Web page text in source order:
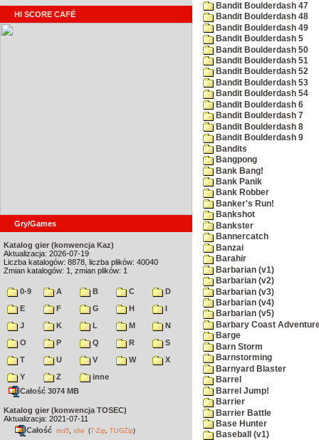
HI SCORE CAFÉ
Gry/Games
Katalog gier (konwencja Kaz)
Aktualizacja: 2026-07-19
Liczba katalogów: 8878, liczba plików: 40040
Zmian katalogów: 1, zmian plików: 1
0-9 A B C
D
E
F G H
I
J
K L M
N
O
P Q R
S
T
U V W
X
Y
Z
inne
Całość 3074 MB
Katalog gier (konwencja TOSEC)
Aktualizacja: 2021-07-11
Całość md5 sha (7-Zip TUGZip)
Bandit Boulderdash 47
Bandit Boulderdash 48
Bandit Boulderdash 49
Bandit Boulderdash 5
Bandit Boulderdash 50
Bandit Boulderdash 51
Bandit Boulderdash 52
Bandit Boulderdash 53
Bandit Boulderdash 54
Bandit Boulderdash 6
Bandit Boulderdash 7
Bandit Boulderdash 8
Bandit Boulderdash 9
Bandits
Bangpong
Bank Bang!
Bank Panik
Bank Robber
Banker's Run!
Bankshot
Bankster
Bannercatch
Banzai
Barahir
Barbarian (v1)
Barbarian (v2)
Barbarian (v3)
Barbarian (v4)
Barbarian (v5)
Barbary Coast
Barge
Barn Storm
Barnstorming
Barnyard Blaster
Barrel
Barrel Jump!
Barrier
Barrier Battle
Base Hunter
Baseball (v1)